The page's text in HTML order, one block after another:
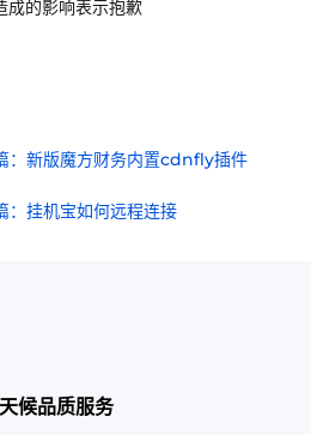
成的影响表示抱歉
：新版魔方财务内置cdnfly插件
：挂机宝如何远程连接
候品质服务